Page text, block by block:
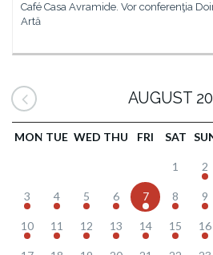
Café Casa Avramide. Vor conferenţia
Artă
AUGUST
MON TUE WED THU FRI SAT
1 2
3 4 5 6 7 8 9
10 11 12 13 14 15 16